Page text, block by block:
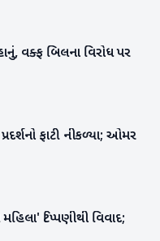
વક્ફ બિલના વિરોધ પર
ફાટી નીકળ્યા; ઓમર
ટિપ્પણીથી વિવાદ;